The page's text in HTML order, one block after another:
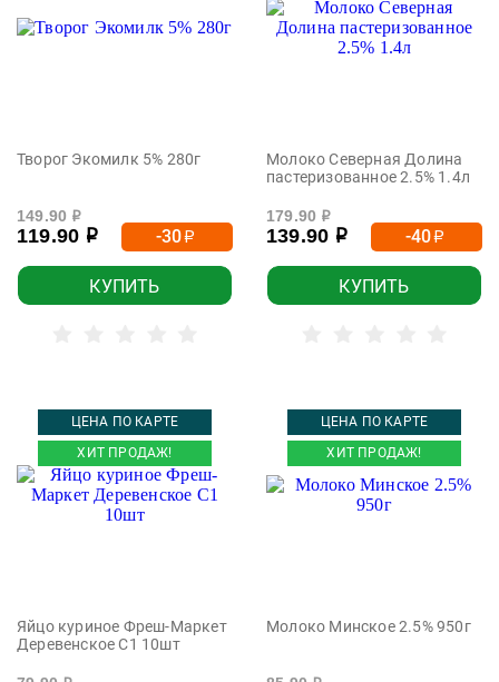
Творог Экомилк 5% 280г
149.90 р
119.90 р -30р
КУПИТЬ
Молоко Северная Долина
пастеризованное 2.5% 1.4л
179.90 р
139.90 р -40р
КУПИТЬ
ЦЕНА ПО КАРТЕ
ХИТ ПРОДАЖ!
Яйцо куриное Фреш-Маркет
Деревенское C1 10шт
ЦЕНА ПО КАРТЕ
ХИТ ПРОДАЖ!
Молоко Минское 2.5% 950г